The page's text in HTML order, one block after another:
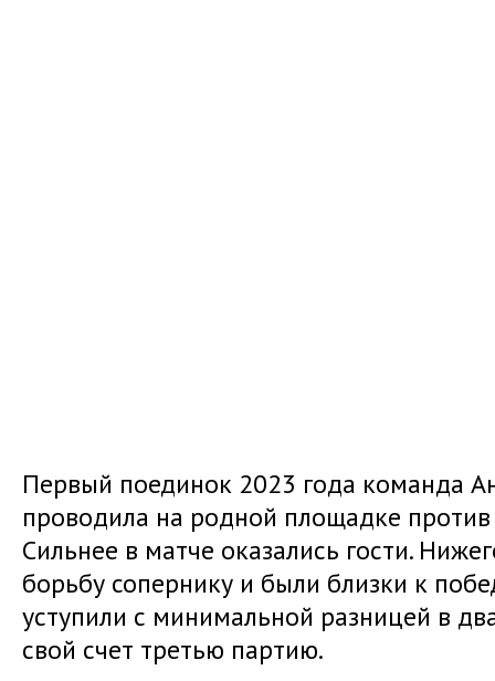
Первый поединок 2023 года команда
проводила на родной площадке против
Сильнее в матче оказались гости.
борьбу сопернику и были близки к
уступили с минимальной разницей в
свой счет третью партию.